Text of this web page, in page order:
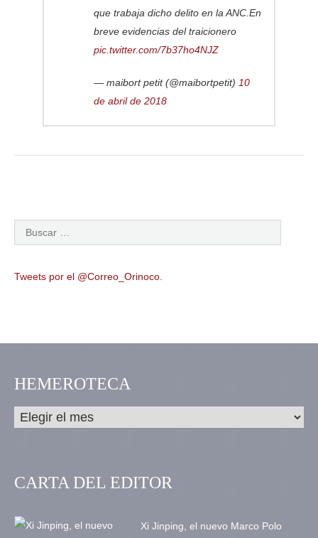
que trabaja dicho delito en la ANC.En
breve evidencias del traicionero
pic.twitter.com/7b37ho4NJZ
— maibort petit (@maibortpetit) 10
de abril de 2018
Tweets por el @Correo_Orinoco.
HEMEROTECA
CARTA DEL EDITOR
Xi Jinping, el nuevo Marco Polo